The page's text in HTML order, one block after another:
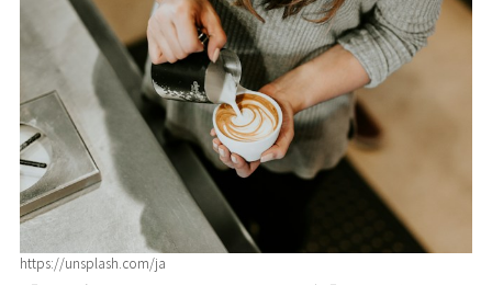
https://unsplash.com/ja